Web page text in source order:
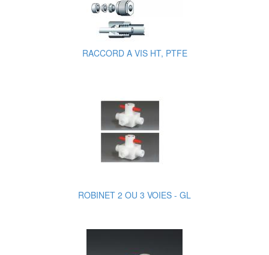
RACCORD A VIS HT, PTFE
ROBINET 2 OU 3 VOIES - GL